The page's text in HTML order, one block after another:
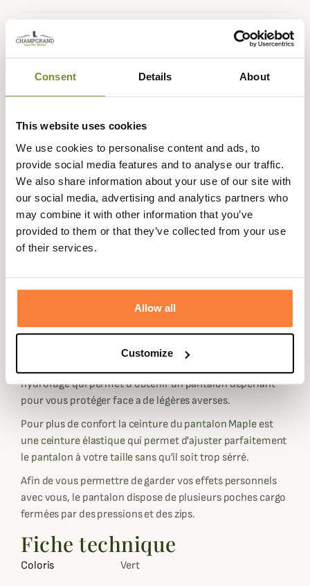
Consent Details About
This website uses cookies
We use cookies to personalise content and ads, to
provide social media features and to analyse our traffic.
We also share information about your use of our site with
our social media, advertising and analytics partners who
may combine it with other information that you’ve
provided to them or that they’ve collected from your use
of their services.
Allow all
Customize
la journée
retour sous
sécurisé
3 fois dès 100
Description
Deerhunter vous propose le pantalon Maple Deerhunter
idéal à porter pour réaliser des approches et affûts
pendant la saison estivale.
tissu en polyester stretch qui permet d'obtenir un
pantalon très confortable, il offre un très bon confort de
marche car le tissu est très extensible. Grâce à son tissu
très fin le pantalon est très respirant donc vous pourrez
hydrofuge qui permet d'obtenir un pantalon déperlant
pour vous protéger face a de légères averses.
Pour plus de confort la ceinture du pantalon Maple est
une ceinture élastique qui permet d'ajuster parfaitement
le pantalon à votre taille sans qu'il soit trop sérré.
Afin de vous permettre de garder vos effets personnels
avec vous, le pantalon dispose de plusieurs poches cargo
fermées par des pressions et des zips.
Fiche technique
Coloris Vert